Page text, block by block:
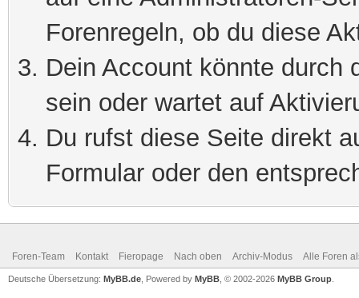
Forenregeln, ob du diese
Dein Account könnte durch
sein oder wartet auf
Du rufst diese Seite direkt
Formular oder den
Foren-Team Kontakt Fieropage Nach oben Archiv-Modus Alle Foren
Deutsche Übersetzung: MyBB.de , Powered by MyBB , © 2002-2026 MyBB Group